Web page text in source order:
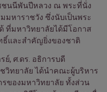
ชนนีพันปีหลวง ณ พระที่นั่ง
มหาราชวัง ซึ่งนับเป็นพระ
ที่มหาวิทยาลัยได้มีโอกาส
ธิ์และสำคัญยิ่งของชาติ
, ศ.ดร. อธิการบดี
วิทยาลัย ได้นำคณะผู้บริหาร
ของมหาวิทยาลัย ทั้งส่วน